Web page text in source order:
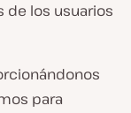
de los usuarios
para